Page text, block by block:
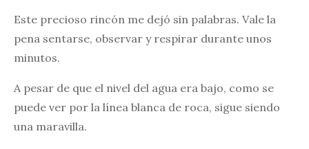
Este precioso rincón me dejó sin palabras. Vale la
pena sentarse, observar y respirar durante unos
minutos.
A pesar de que el nivel del agua era bajo, como se
puede ver por la línea blanca de roca, sigue siendo
una maravilla.